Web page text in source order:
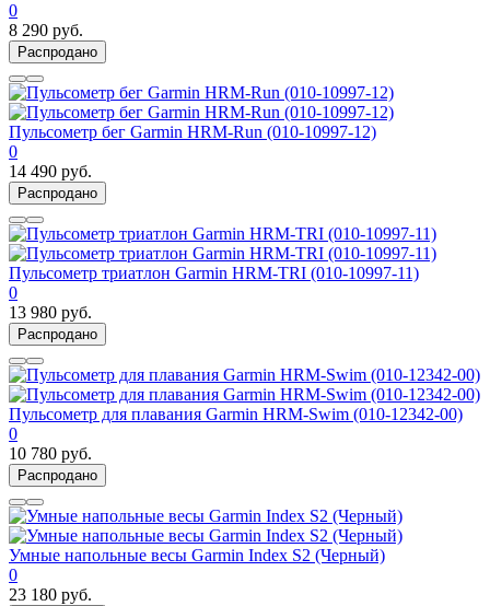
0
8 290 руб.
Распродано
Пульсометр бег Garmin HRM-Run (010-10997-12)
0
14 490 руб.
Распродано
Пульсометр триатлон Garmin HRM-TRI (010-10997-11)
0
13 980 руб.
Распродано
Пульсометр для плавания Garmin HRM-Swim (010-12342-00)
0
10 780 руб.
Распродано
Умные напольные весы Garmin Index S2 (Черный)
0
23 180 руб.